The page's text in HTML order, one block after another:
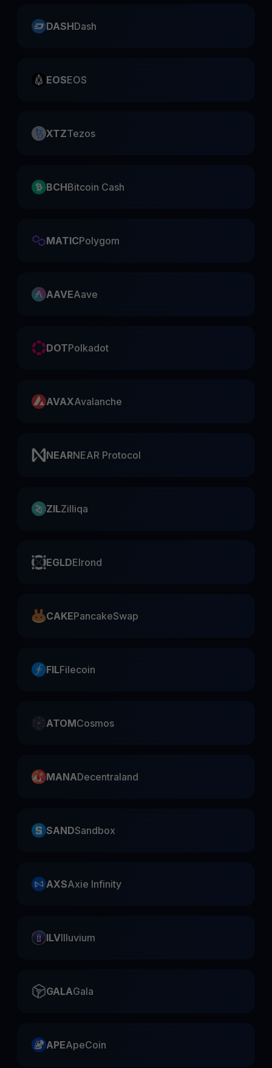
DASHDash
EOSEOS
XTZTezos
BCHBitcoin Cash
MATICPolygom
AAVEAave
DOTPolkadot
AVAXAvalanche
NEARNEAR Protocol
ZILZilliqa
EGLDElrond
CAKEPancakeSwap
FILFilecoin
ATOMCosmos
MANADecentraland
SANDSandbox
AXSAxie Infinity
ILVIlluvium
GALAGala
APEApeCoin